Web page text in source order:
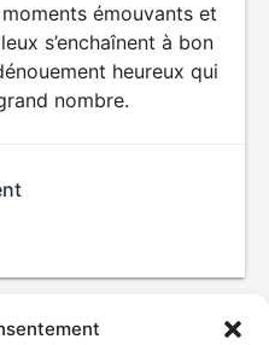
émouvants et
s’enchaînent à bon
heureux qui
nombre.